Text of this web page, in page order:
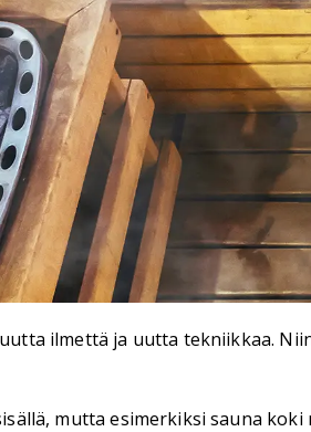
ilmettä ja uutta tekniikkaa.
mutta esimerkiksi sauna